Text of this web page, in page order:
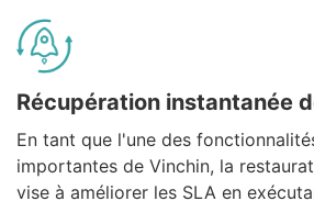
Récupération instantanée
En tant que l'une des
importantes de Vinchin, la
vise à améliorer les SLA en